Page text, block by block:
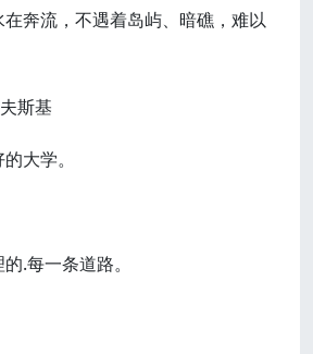
奔流，不遇着岛屿、暗礁，难以
斯基
大学。
.每一条道路。